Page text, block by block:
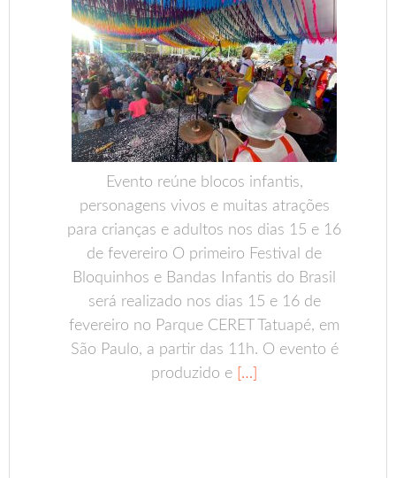
Evento reúne blocos infantis,
personagens vivos e muitas atrações
para crianças e adultos nos dias 15 e 16
de fevereiro O primeiro Festival de
Bloquinhos e Bandas Infantis do Brasil
será realizado nos dias 15 e 16 de
fevereiro no Parque CERET Tatuapé, em
São Paulo, a partir das 11h. O evento é
produzido e […]